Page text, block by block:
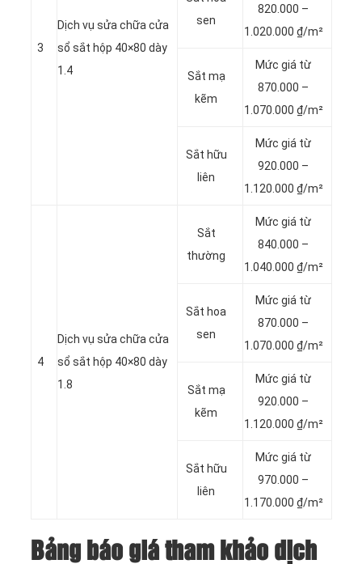
3
Dịch vụ sửa chữa cửa
sổ sắt hộp 40×80 dày
1.4
sen
820.000 –
1.020.000 ₫/m²
Sắt mạ
kẽm
Mức giá từ
870.000 –
1.070.000 ₫/m²
Sắt hữu
liên
Mức giá từ
920.000 –
1.120.000 ₫/m²
4
Dịch vụ sửa chữa cửa
sổ sắt hộp 40×80 dày
1.8
Sắt
thường
Mức giá từ
840.000 –
1.040.000 ₫/m²
Sắt hoa
sen
Mức giá từ
870.000 –
1.070.000 ₫/m²
Sắt mạ
kẽm
Mức giá từ
920.000 –
1.120.000 ₫/m²
Sắt hữu
liên
Mức giá từ
970.000 –
1.170.000 ₫/m²
Bảng báo giá tham khảo dịch